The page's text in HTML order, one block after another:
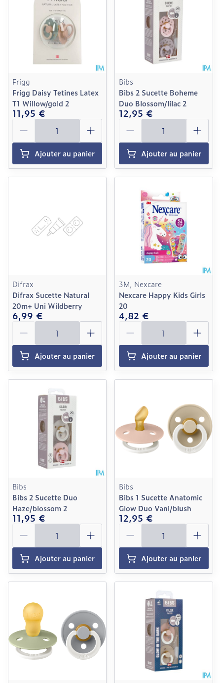
Frigg
Frigg Daisy Tetines Latex
T1 Willow/gold 2
11,95 €
Quantité
Ajouter au panier
Bibs
Bibs 2 Sucette Boheme
Duo Blossom/lilac 2
12,95 €
Quantité
Ajouter au panier
Difrax
Difrax Sucette Natural
20m+ Uni Wildberry
6,99 €
Quantité
Ajouter au panier
3M, Nexcare
Nexcare Happy Kids Girls
20
4,82 €
Quantité
Ajouter au panier
Bibs
Bibs 2 Sucette Duo
Haze/blossom 2
11,95 €
Quantité
Ajouter au panier
Bibs
Bibs 1 Sucette Anatomic
Glow Duo Vani/blush
12,95 €
Quantité
Ajouter au panier